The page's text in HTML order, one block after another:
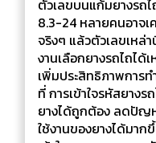
ตัวเลขบนแก้มยางรถ
8.3-24 หลายคนอาจเ
จริงๆ แล้วตัวเลขเหล่
งานเลือกยางรถไถได้
เพิ่มประสิทธิภาพการท
ที่ การเข้าใจรหัสยาง
ยางได้ถูกต้อง ลดปัญ
ใช้งานของยางได้มา